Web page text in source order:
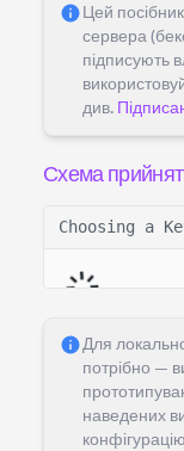
Цей
сервера
підписують
див.
Схема
Choosing a
Для
потрібно —
наведених